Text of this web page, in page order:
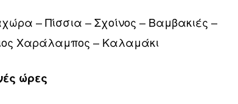
– Πίσσια – Σχοίνος – Βαμβακιές –
Χαράλαμπος – Καλαμάκι
ώρες